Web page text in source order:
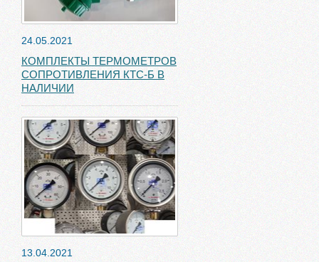
24.05.2021
КОМПЛЕКТЫ ТЕРМОМЕТРОВ
СОПРОТИВЛЕНИЯ КТС-Б В
НАЛИЧИИ
13.04.2021